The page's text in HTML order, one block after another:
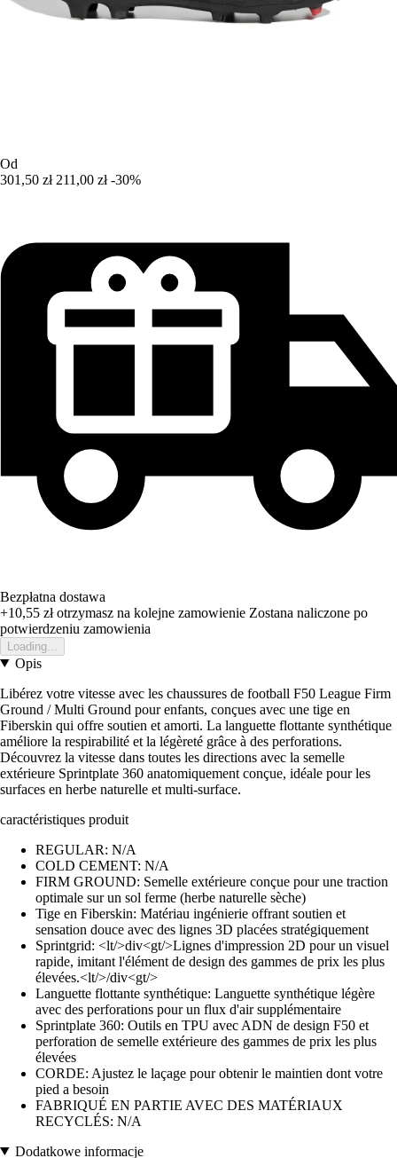
Od
301,50 zł 211,00 zł -30%
Bezpłatna dostawa
+10,55 złotrzymasz na kolejne zamowienie Zostana naliczone po
potwierdzeniu zamowienia
Loading...
Opis
Libérez votre vitesse avec les chaussures de football F50 League Firm
Ground / Multi Ground pour enfants, conçues avec une tige en
Fiberskin qui offre soutien et amorti. La languette flottante synthétique
améliore la respirabilité et la légèreté grâce à des perforations.
Découvrez la vitesse dans toutes les directions avec la semelle
extérieure Sprintplate 360 anatomiquement conçue, idéale pour les
surfaces en herbe naturelle et multi-surface.
caractéristiques produit
REGULAR: N/A
COLD CEMENT: N/A
FIRM GROUND: Semelle extérieure conçue pour une traction
optimale sur un sol ferme (herbe naturelle sèche)
Tige en Fiberskin: Matériau ingénierie offrant soutien et
sensation douce avec des lignes 3D placées stratégiquement
Sprintgrid: <lt/>div<gt/>Lignes d'impression 2D pour un visuel
rapide, imitant l'élément de design des gammes de prix les plus
élevées.<lt/>/div<gt/>
Languette flottante synthétique: Languette synthétique légère
avec des perforations pour un flux d'air supplémentaire
Sprintplate 360: Outils en TPU avec ADN de design F50 et
perforation de semelle extérieure des gammes de prix les plus
élevées
CORDE: Ajustez le laçage pour obtenir le maintien dont votre
pied a besoin
FABRIQUÉ EN PARTIE AVEC DES MATÉRIAUX
RECYCLÉS: N/A
Dodatkowe informacje